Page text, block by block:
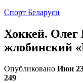
Спорт Беларуси
Хоккей. Олег
жлобинский
Опубликовано Июн
249